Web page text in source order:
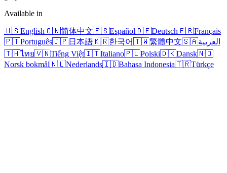
Available in
🇺🇸English🇨🇳简体中文🇪🇸Español🇩🇪Deutsch🇫🇷Français
🇵🇹Português🇯🇵日本語🇰🇷한국어🇹🇼繁體中文🇸🇦العربية
🇹🇭ไทย🇻🇳Tiếng Việt🇮🇹Italiano🇵🇱Polski🇩🇰Dansk🇳🇴
Norsk bokmål🇳🇱Nederlands🇮🇩Bahasa Indonesia🇹🇷Türkçe